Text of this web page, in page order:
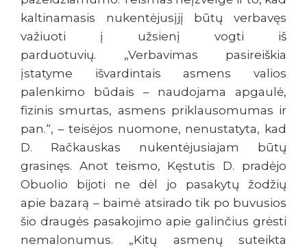
kaltinamasis nukentėjusįjį būtų verbavęs
važiuoti į užsienį vogti iš
parduotuvių. „Verbavimas pasireiškia
įstatyme išvardintais asmens valios
palenkimo būdais – naudojama apgaulė,
fizinis smurtas, asmens priklausomumas ir
pan.“, – teisėjos nuomone, nenustatyta, kad
D. Račkauskas nukentėjusiajam būtų
grasinęs. Anot teismo, Kęstutis D. pradėjo
Obuolio bijoti ne dėl jo pasakytų žodžių
apie bazarą – baimė atsirado tik po buvusios
šio draugės pasakojimo apie galinčius grėsti
nemalonumus. „Kitų asmenų suteikta